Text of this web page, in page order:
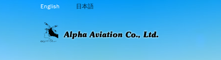
English 日本語